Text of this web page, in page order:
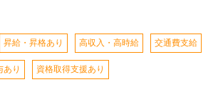
昇給・昇格あり 高収入・高時給 交通費支給
あり 資格取得支援あり